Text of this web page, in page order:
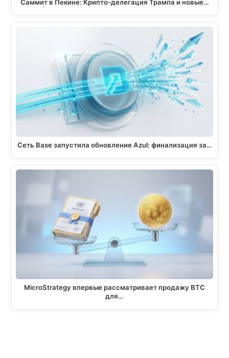
Саммит в Пекине: Крипто-делегация Трампа и новые…
Сеть Base запустила обновление Azul: финализация за…
MicroStrategy впервые рассматривает продажу BTC
для…